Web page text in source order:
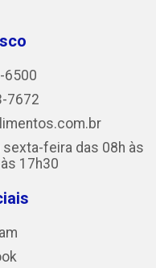
6500
7672
feira das 08h às
17h30